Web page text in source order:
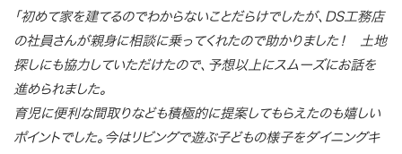
「初めて家を建てるのでわからないことだらけでしたが、DS工務店
の社員さんが親身に相談に乗ってくれたので助かりました！ 土地
探しにも協力していただけたので、予想以上にスムーズにお話を
進められました。
育児に便利な間取りなども積極的に提案してもらえたのも嬉しい
ポイントでした。今はリビングで遊ぶ子どもの様子をダイニングキ